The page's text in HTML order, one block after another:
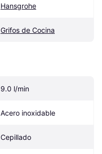
Hansgrohe
Grifos de Cocina
9.0 l/min
Acero inoxidable
Cepillado